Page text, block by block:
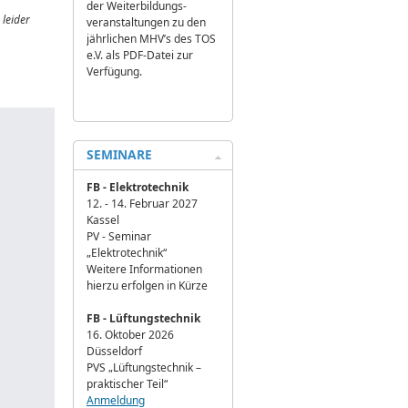
leider
der Weiterbildungs­
veranstaltungen zu den
jährlichen MHV’s des TOS
e.V. als PDF-Datei zur
Verfügung.
SEMINARE
FB - Elektrotechnik
12. - 14. Februar 2027
Kassel
PV - Seminar
„Elektrotechnik“
Weitere Informationen
hierzu erfolgen in Kürze
FB - Lüftungstechnik
16. Oktober 2026
Düsseldorf
PVS „Lüftungstechnik –
praktischer Teil“
Anmeldung